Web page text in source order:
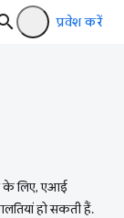
प्रवेश करें
के लिए, एआई
हो सकती हैं.